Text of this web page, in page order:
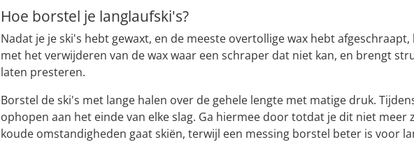
Hoe borstel je langlaufski's?
Nadat je je ski's hebt gewaxt, en de meeste overtollige wax hebt
met het verwijderen van de wax waar een schraper dat niet kan, en brengt
laten presteren.
Borstel de ski's met lange halen over de gehele lengte met matige druk.
ophopen aan het einde van elke slag. Ga hiermee door totdat je dit niet meer
koude omstandigheden gaat skiën, terwijl een messing borstel beter is voor